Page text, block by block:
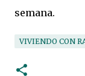
semana.
VIVIENDO CON